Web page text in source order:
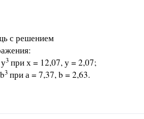
с решением
3 при х = 12,07, у = 2,07;
3 при а = 7,37, b = 2,63.